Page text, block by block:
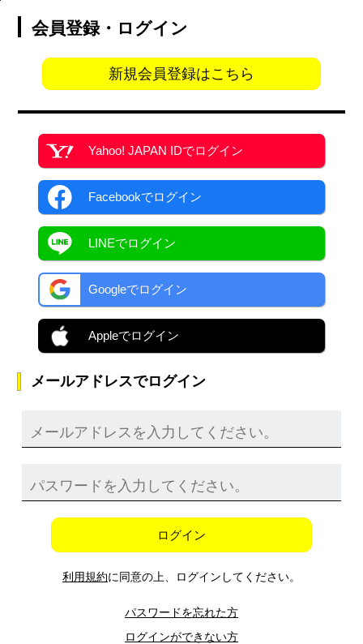
会員登録・ログイン
新規会員登録はこちら
Yahoo! JAPAN IDでログイン
Facebookでログイン
LINEでログイン
Googleでログイン
Appleでログイン
メールアドレスでログイン
ログイン
利用規約に同意の上、ログインしてください。
パスワードを忘れた方
ログインができない方